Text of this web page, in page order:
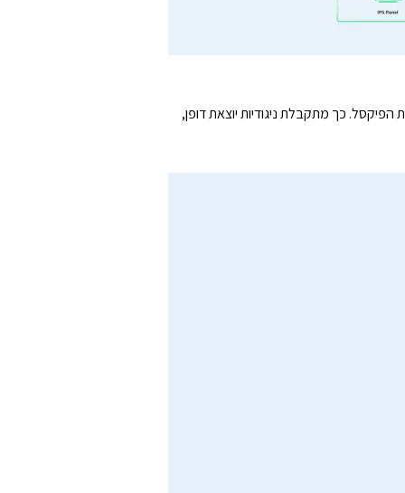
כך מתקבלת ניגודיות יוצאת דופן,